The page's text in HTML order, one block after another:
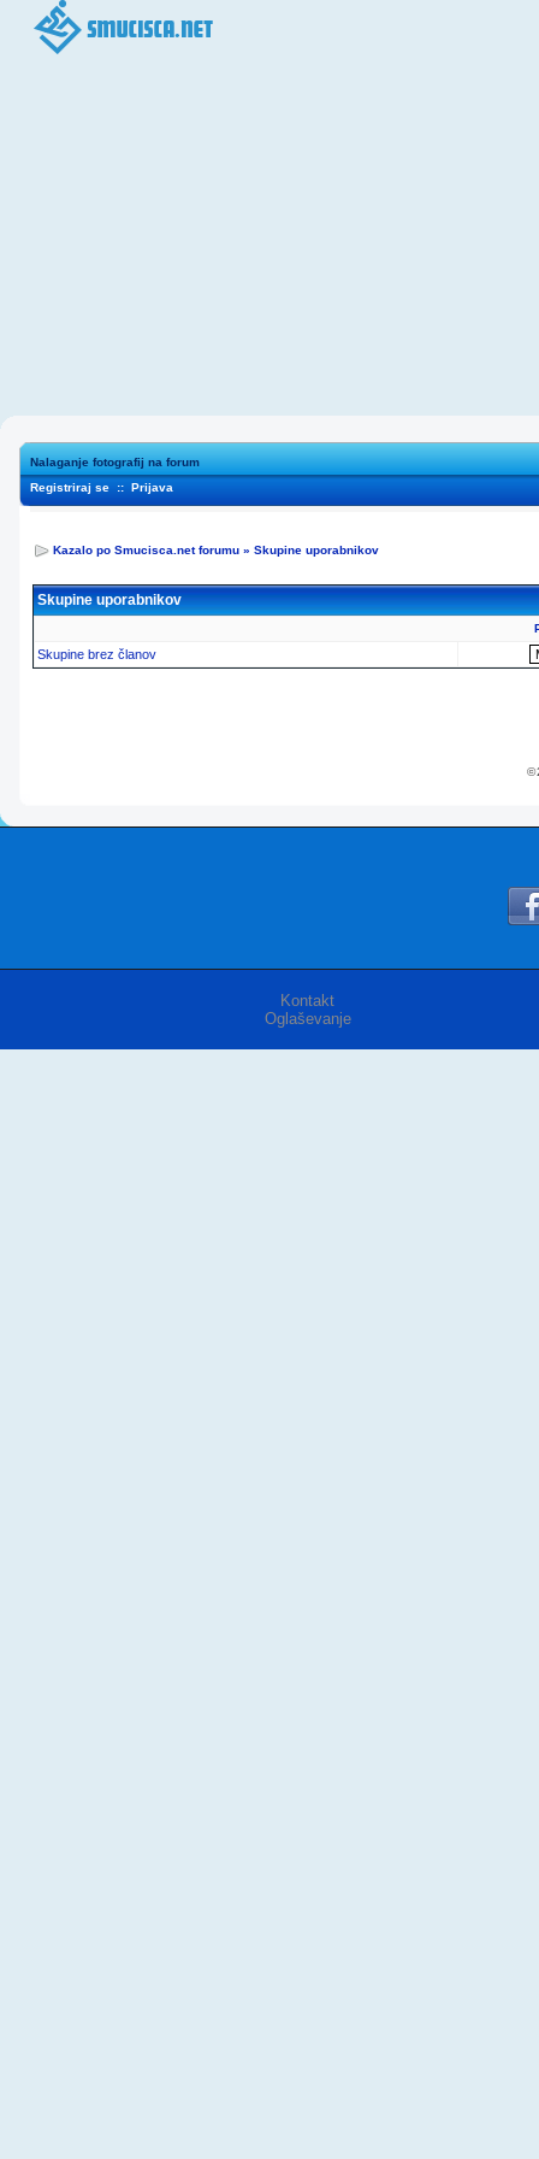
Nalaganje fotografij na forum
Registriraj se :: Prijava
Kazalo po Smucisca.net forumu » Skupine uporabnikov
Skupine uporabnikov
Skupine brez članov
©
Kontakt
Oglaševanje